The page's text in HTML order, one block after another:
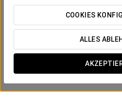
COOKIES
ALLES
Business-